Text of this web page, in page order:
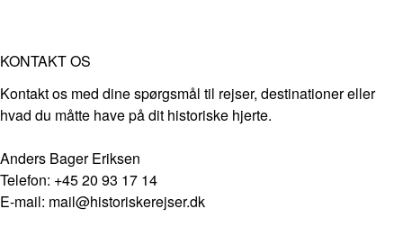
KONTAKT OS
Kontakt os med dine spørgsmål til rejser, destinationer eller
hvad du måtte have på dit historiske hjerte.
Anders Bager Eriksen
Telefon: +45 20 93 17 14
E-mail: mail@historiskerejser.dk